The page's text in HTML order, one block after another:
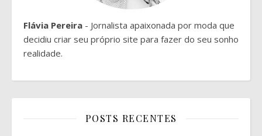
Flávia Pereira - Jornalista apaixonada por moda que
decidiu criar seu próprio site para fazer do seu sonho
realidade.
POSTS RECENTES